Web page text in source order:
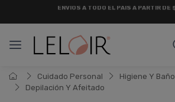
Cuidado Personal
Higiene Y Baño
Depilación Y Afeitado